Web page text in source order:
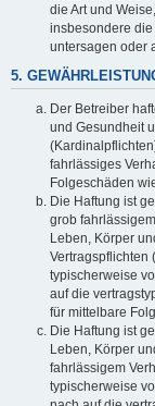
die Art und
insbesondere die
untersagen oder
5.
Der Betreiber
und Gesundheit
fahrlässiges
Folgeschäden
Die Haftung ist
grob
Leben, Körper
Vertragspflichten
typischerweise
auf die
für mittelbare
Die Haftung ist
Leben, Körper
fahrlässigem
typischerweise